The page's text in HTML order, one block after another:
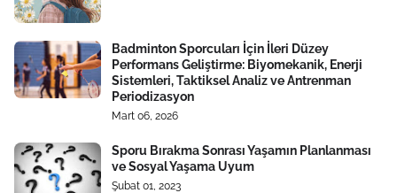
Badminton Sporcuları İçin İleri Düzey
Performans Geliştirme: Biyomekanik, Enerji
Sistemleri, Taktiksel Analiz ve Antrenman
Periodizasyon
Mart 06, 2026
Sporu Bırakma Sonrası Yaşamın Planlanması
ve Sosyal Yaşama Uyum
Şubat 01, 2023